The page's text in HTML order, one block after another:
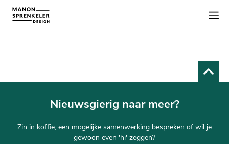
Nieuwsgierig naar meer?
Zin in koffie, een mogelijke samenwerking bespreken of wil je
gewoon even 'hi' zeggen?